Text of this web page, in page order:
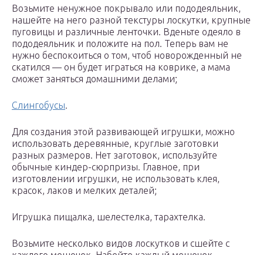
Возьмите ненужное покрывало или пододеяльник,
нашейте на него разной текстуры лоскутки, крупные
пуговицы и различные ленточки. Вденьте одеяло в
пододеяльник и положите на пол. Теперь вам не
нужно беспокоиться о том, чтоб новорожденный не
скатился — он будет играться на коврике, а мама
сможет заняться домашними делами;
Слингобусы
Для создания этой развивающей игрушки, можно
использовать деревянные, круглые заготовки
разных размеров. Нет заготовок, используйте
обычные киндер-сюрпризы. Главное, при
изготовлении игрушки, не использовать клея,
красок, лаков и мелких деталей;
Игрушка пищалка, шелестелка, тарахтелка.
Возьмите несколько видов лоскутков и сшейте с